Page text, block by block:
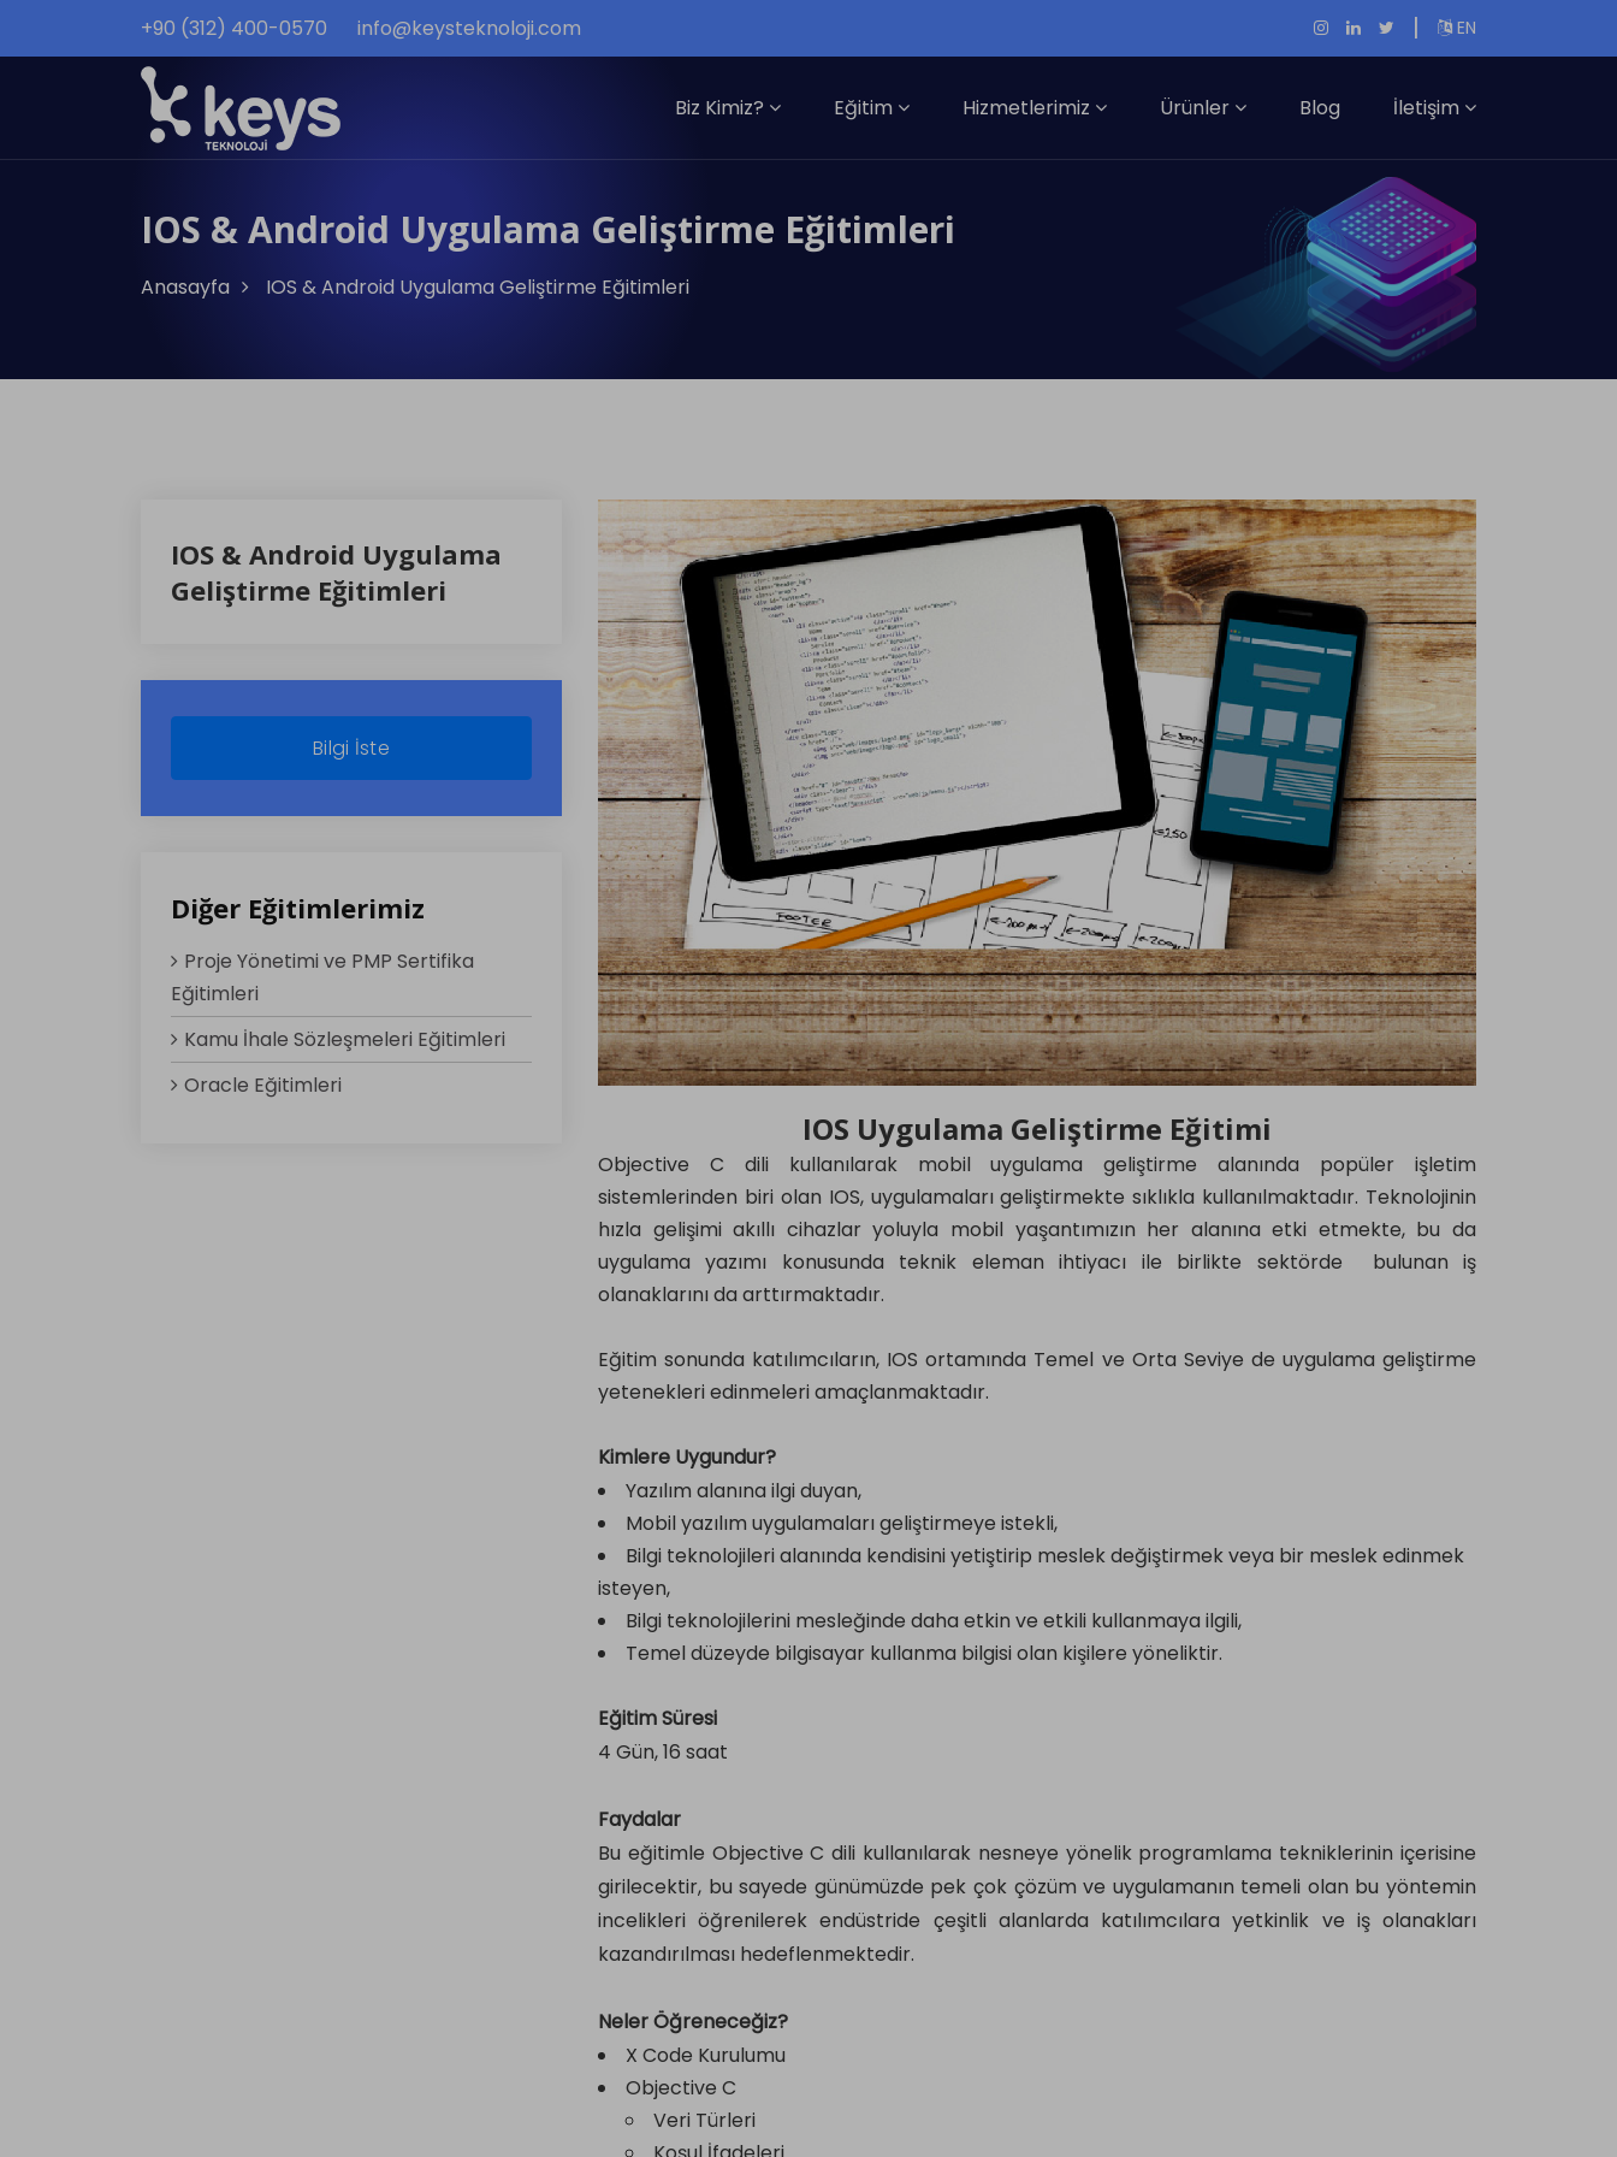
+90 (312) 400-0570 info@keysteknoloji.com EN
|
Biz Kimiz? Eğitim Hizmetlerimiz Ürünler Blog İletişim
IOS & Android Uygulama Geliştirme Eğitimleri
Anasayfa IOS & Android Uygulama Geliştirme Eğitimleri
IOS & Android Uygulama
Geliştirme Eğitimleri
Bilgi İste
Diğer Eğitimlerimiz
Proje Yönetimi ve PMP Sertifika
Eğitimleri
Kamu İhale Sözleşmeleri Eğitimleri
Oracle Eğitimleri
IOS Uygulama Geliştirme Eğitimi
Objective C dili kullanılarak mobil uygulama geliştirme alanında popüler işletim
sistemlerinden biri olan IOS, uygulamaları geliştirmekte sıklıkla kullanılmaktadır. Teknolojinin
hızla gelişimi akıllı cihazlar yoluyla mobil yaşantımızın her alanına etki etmekte, bu da
uygulama yazımı konusunda teknik eleman ihtiyacı ile birlikte sektörde bulunan iş
olanaklarını da arttırmaktadır.
Eğitim sonunda katılımcıların, IOS ortamında Temel ve Orta Seviye de uygulama geliştirme
yetenekleri edinmeleri amaçlanmaktadır.
Kimlere Uygundur?
Yazılım alanına ilgi duyan,
Mobil yazılım uygulamaları geliştirmeye istekli,
Bilgi teknolojileri alanında kendisini yetiştirip meslek değiştirmek veya bir meslek edinmek
isteyen,
Bilgi teknolojilerini mesleğinde daha etkin ve etkili kullanmaya ilgili,
Temel düzeyde bilgisayar kullanma bilgisi olan kişilere yöneliktir.
Eğitim Süresi
4 Gün, 16 saat
Faydalar
Bu eğitimle Objective C dili kullanılarak nesneye yönelik programlama tekniklerinin içerisine
girilecektir, bu sayede günümüzde pek çok çözüm ve uygulamanın temeli olan bu yöntemin
incelikleri öğrenilerek endüstride çeşitli alanlarda katılımcılara yetkinlik ve iş olanakları
kazandırılması hedeflenmektedir.
Neler Öğreneceğiz?
X Code Kurulumu
Objective C
Veri Türleri